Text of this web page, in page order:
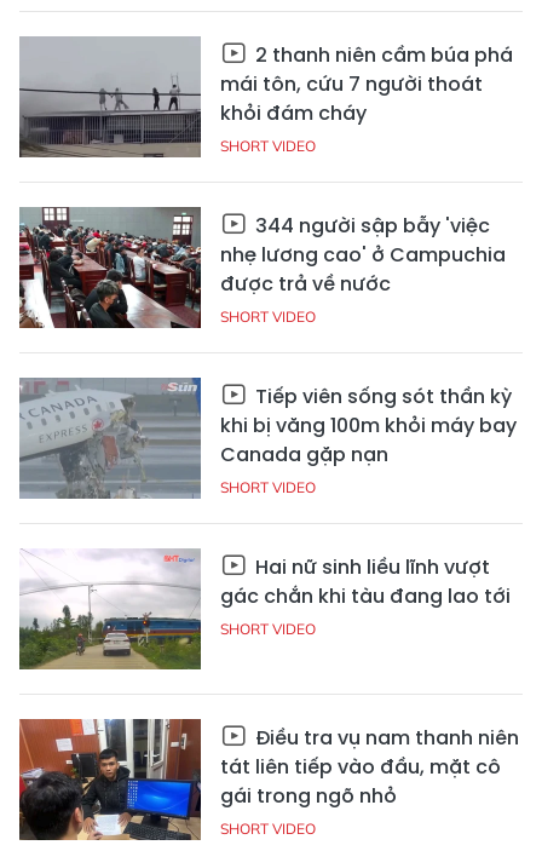
2 thanh niên cầm búa phá
mái tôn, cứu 7 người thoát
khỏi đám cháy
SHORT VIDEO
344 người sập bẫy 'việc
nhẹ lương cao' ở Campuchia
được trả về nước
SHORT VIDEO
Tiếp viên sống sót thần kỳ
khi bị văng 100m khỏi máy bay
Canada gặp nạn
SHORT VIDEO
Hai nữ sinh liều lĩnh vượt
gác chắn khi tàu đang lao tới
SHORT VIDEO
Điều tra vụ nam thanh niên
tát liên tiếp vào đầu, mặt cô
gái trong ngõ nhỏ
SHORT VIDEO